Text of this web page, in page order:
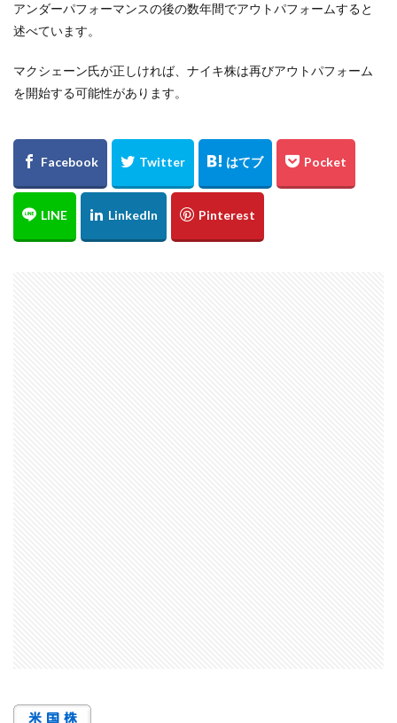
アンダーパフォーマンスの後の数年間でアウトパフォームすると
述べています。
マクシェーン氏が正しければ、ナイキ株は再びアウトパフォーム
を開始する可能性があります。